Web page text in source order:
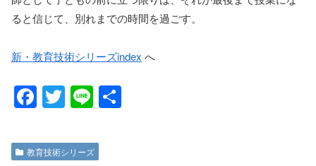
ると信じて、別れまでの時間を過ごす。
新・教育技術シリーズindex へ
F
c
T
tt
Li
e
教育技術シリーズ